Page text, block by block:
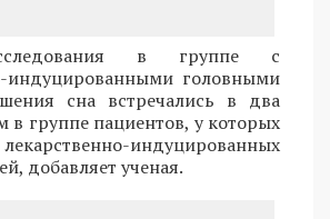
в группе с
индуцированными головными
сна встречались в два
в группе пациентов, у которых
индуцированных
добавляет ученая.